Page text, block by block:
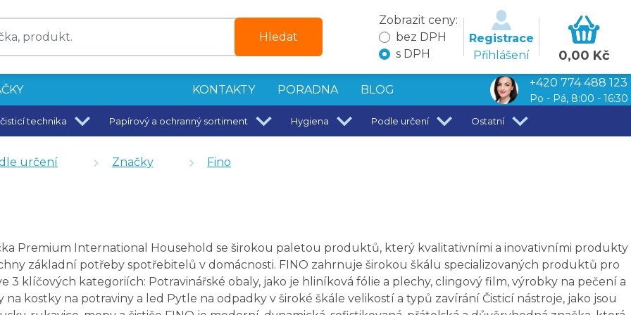
Papaya
Sweet Peach
Tropical Fusion
Hledat
Zobrazit ceny:
bez DPH
s DPH
Registrace
Přihlášení
0,00 Kč
KONTAKTY PORADNA BLOG
+420 774 488 123
Po - Pá, 8:00 - 16:30
technika Papírový a ochranný sortiment Hygiena Podle určení Ostatní
určení Značky Fino
Premium International Household se širokou paletou produktů, který kvalitativními a inovativními produkty
základní potřeby spotřebitelů v domácnosti. FINO zahrnuje širokou škálu specializovaných produktů pro
3 klíčových kategoriích: Potravinářské obaly, jako je hliníková fólie a plechy, clingový film, výrobky na pečení a
na kostky na potraviny a led Pytle na odpadky v široké škále velikostí a typů zavírání Čisticí nástroje, jako jsou